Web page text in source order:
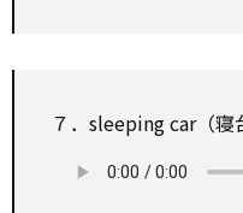
７．sleeping car（寝